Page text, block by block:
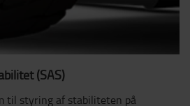
(SAS)
til styring af stabiliteten på